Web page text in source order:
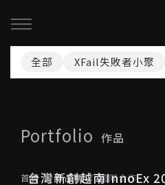
回主選單
最新消息
回主選單
AiGC學院
回主選單
小型人力提升計畫申請
全部 XFail失敗者小聚
Portfolio 作品
首頁 作品集 國際合作
台灣新創越南InnoEx